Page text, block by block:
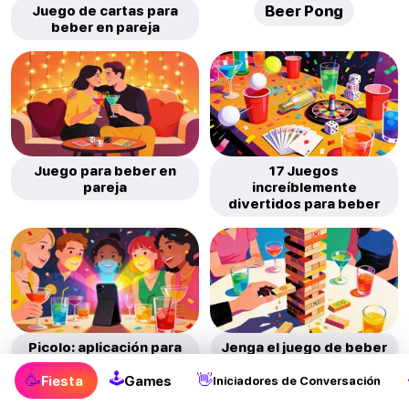
Juego de cartas para
beber en pareja
Beer Pong
Juego para beber en
pareja
17 Juegos
increíblemente
divertidos para beber
Picolo: aplicación para
beber
Jenga el juego de beber
🥳Fiesta 🕹Games 👋Iniciadores de Conversación